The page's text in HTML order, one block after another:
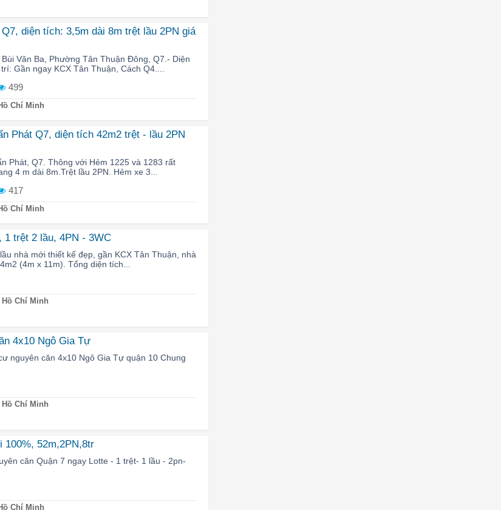
diện tích: 3,5m dài 8m trệt lầu 2PN giá
Văn Ba, Phường Tân Thuận Đông, Q7.- Diện
Gần ngay KCX Tân Thuận, Cách Q4....
499
Chí Minh
Phát Q7, diện tích 42m2 trệt - lầu 2PN
Phát, Q7. Thông với Hẻm 1225 và 1283 rất
4 m dài 8m.Trệt lầu 2PN. Hẻm xe 3...
417
Chí Minh
1 trệt 2 lầu, 4PN - 3WC
nhà mới thiết kế đẹp, gần KCX Tân Thuận, nhà
(4m x 11m). Tổng diện tích...
Hồ Chí Minh
4x10 Ngô Gia Tự
nguyên căn 4x10 Ngô Gia Tự quận 10 Chung
Hồ Chí Minh
100%, 52m,2PN,8tr
căn Quận 7 ngay Lotte - 1 trệt- 1 lầu - 2pn-
Chí Minh